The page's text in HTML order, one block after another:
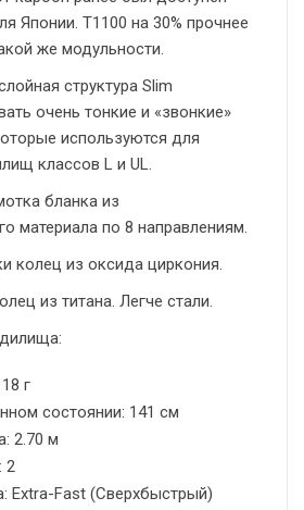
Японии. T1100 на 30% прочнее
же модульности.
структура Slim
очень тонкие и «звонкие»
используются для
классов L и UL.
бланка из
материала по 8 направлениям.
колец из оксида циркония.
из титана. Легче стали.
г
состоянии: 141 см
2.70 м
2
Extra-Fast (Сверхбыстрый)